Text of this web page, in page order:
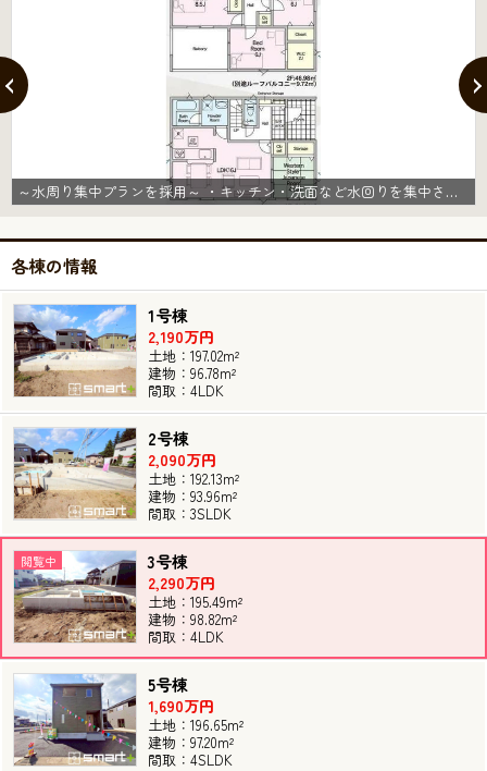
～水周り集中プランを採用～ ・キッチン・洗面など水回りを集中させることで家事のしやすい間取。 ・日々の事なので家事導線もご見学の際にぜひチェックしてみてください。
各棟の情報
1号棟
2,190万円
土地：197.02m²
建物：96.78m²
間取：4LDK
2号棟
2,090万円
土地：192.13m²
建物：93.96m²
間取：3SLDK
3号棟
2,290万円
土地：195.49m²
建物：98.82m²
間取：4LDK
5号棟
1,690万円
土地：196.65m²
建物：97.20m²
間取：4SLDK